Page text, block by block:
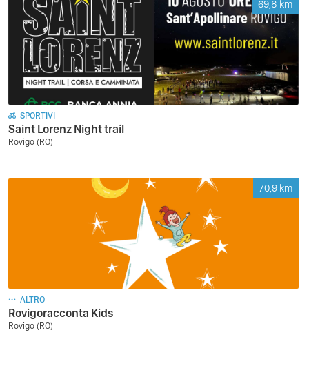
69,8 km
SPORTIVI
Saint Lorenz Night trail
Rovigo (RO)
70,9 km
ALTRO
Rovigoracconta Kids
Rovigo (RO)